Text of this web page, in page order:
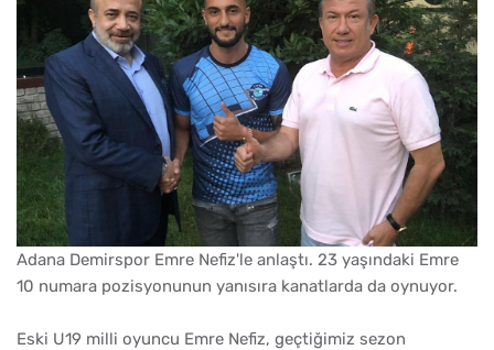
Adana Demirspor Emre Nefiz'le anlaştı. 23 yaşındaki Emre
10 numara pozisyonunun yanısıra kanatlarda da oynuyor.
Eski U19 milli oyuncu Emre Nefiz, geçtiğimiz sezon